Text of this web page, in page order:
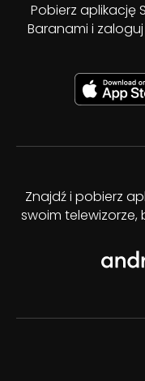
Pobierz aplikację
Baranami i
Znajdź i pobierz
swoim